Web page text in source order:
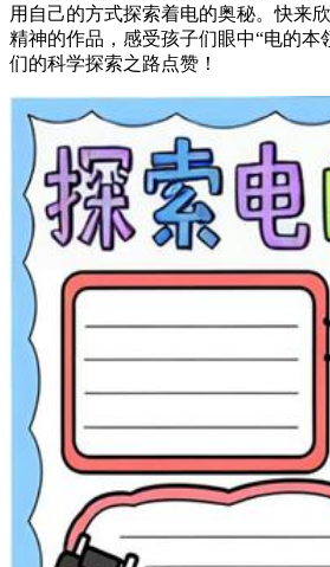
用自己的方式探索着电的奥秘。快来
精神的作品，感受孩子们眼中“电的本
们的科学探索之路点赞！